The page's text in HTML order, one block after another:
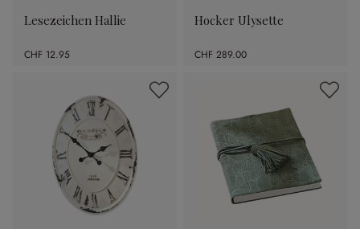
Lesezeichen Hallie
CHF 12.95
Hocker Ulysette
CHF 289.00